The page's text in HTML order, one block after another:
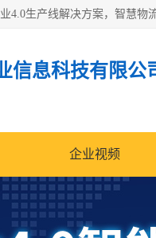
信息科技有限公
企业视频